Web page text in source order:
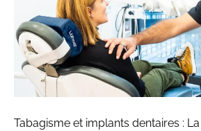
Tabagisme et implants dentaires :